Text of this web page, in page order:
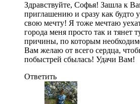
Здравствуйте, Софья! Зашла к
приглашению и сразу как будто
свою мечту! Я тоже мечтаю
города меня просто так и тянет
причины, по которым
Вам желаю от всего сердца,
побыстрей сбылась! Удачи Вам!
Ответить